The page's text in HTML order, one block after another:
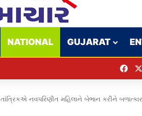
NATIONAL GUJARAT
તાંત્રિકએ નવપરિણીત મહિલાને બેભાન કરીને બળાત્કાર